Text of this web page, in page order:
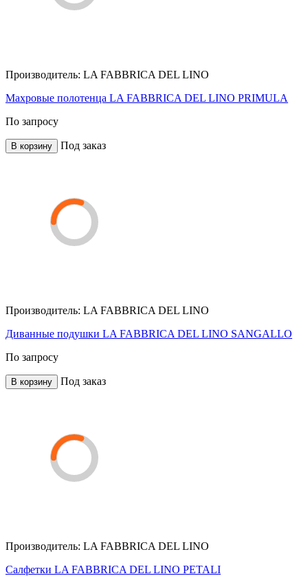
Производитель: LA FABBRICA DEL LINO
Махровые полотенца LA FABBRICA DEL LINO PRIMULA
По запросу
В корзину Под заказ
Производитель: LA FABBRICA DEL LINO
Диванные подушки LA FABBRICA DEL LINO SANGALLO
По запросу
В корзину Под заказ
Производитель: LA FABBRICA DEL LINO
Салфетки LA FABBRICA DEL LINO PETALI